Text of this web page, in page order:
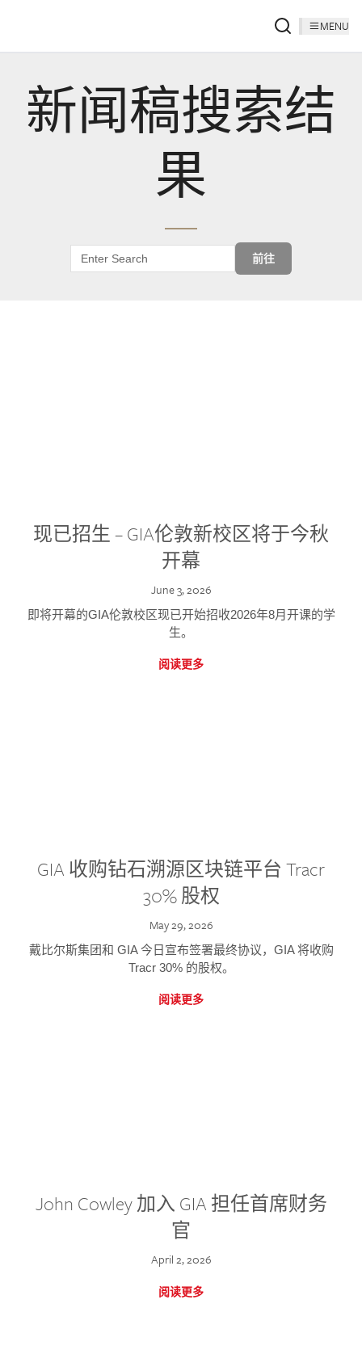
MENU
新闻稿搜索结
果
前往
现已招生 – GIA伦敦新校区将于今秋
开幕
June 3, 2026
即将开幕的GIA伦敦校区现已开始招收2026年8月开课的学
生。
阅读更多
GIA 收购钻石溯源区块链平台 Tracr
30% 股权
May 29, 2026
戴比尔斯集团和 GIA 今日宣布签署最终协议，GIA 将收购
Tracr 30% 的股权。
阅读更多
John Cowley 加入 GIA 担任首席财务
官
April 2, 2026
阅读更多